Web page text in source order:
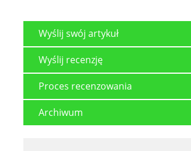
Wyślij swój artykuł
Wyślij recenzję
Proces recenzowania
Archiwum